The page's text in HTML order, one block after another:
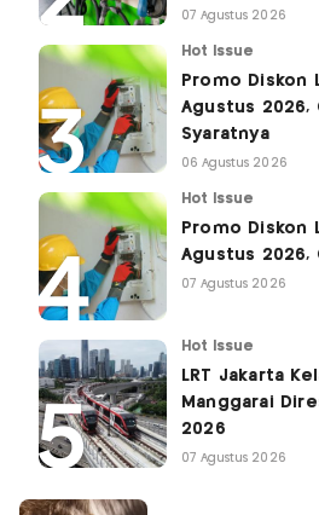
07 Agustus 2026
Hot Issue
Promo Diskon
Agustus 2026,
Syaratnya
06 Agustus 2026
Hot Issue
Promo Diskon
Agustus 2026,
07 Agustus 2026
Hot Issue
LRT Jakarta
Manggarai
2026
07 Agustus 2026